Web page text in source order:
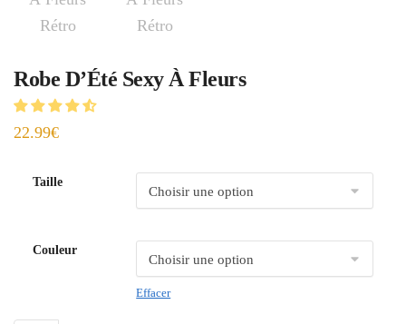
Robe D’Été Sexy À Fleurs
22.99€
Taille
Couleur
Effacer